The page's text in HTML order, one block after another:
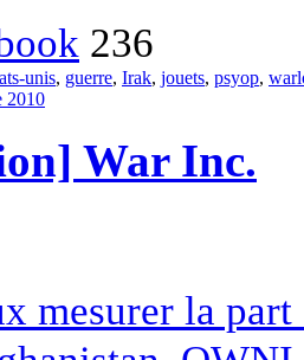
236
unis, guerre, Irak, jouets, psyop,
2010
War Inc.
mesurer la